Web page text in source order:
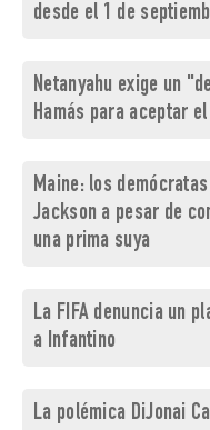
desde el 1 de
Netanyahu exige un
Hamás para aceptar
Maine: los
Jackson a pesar de
una prima suya
La FIFA denuncia un
a Infantino
La polémica DiJonai